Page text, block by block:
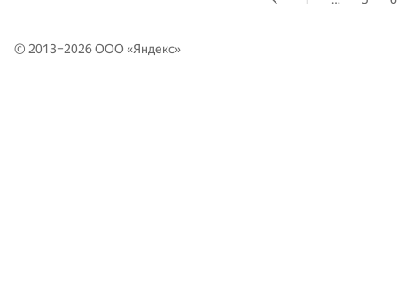
© 2013–2026 ООО «Яндекс»